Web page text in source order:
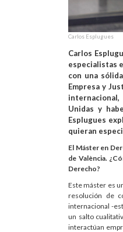
Carlos Esplugues
Carlos
especialistas
con una
Empresa y
Unidas y
Esplugues
quieran
El Máster en
de València.
Derecho?
Este máster es
resolución de
internacional -
un salto
interactúan